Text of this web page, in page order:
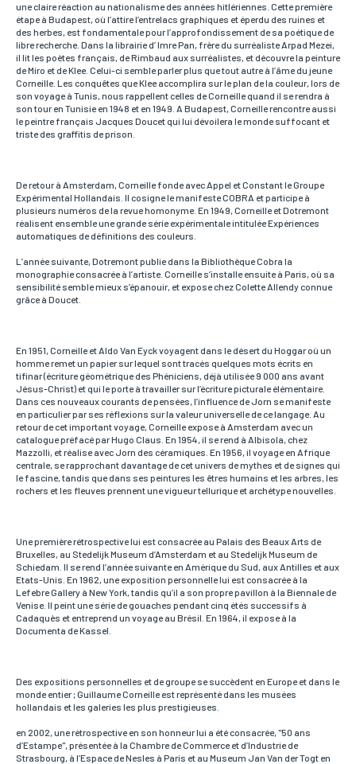
Téléphone
Si vous préférez que l’on vous contacte par téléphone,
vous pouvez indiquer votre numéro.
Adresse
Si vous souhaitez recevoir une réponse personnalisée,
vous pouvez nous laisser votre adresse.
Code postal
Si vous souhaitez recevoir une réponse personnalisée,
vous pouvez nous laisser votre code postal.
Ville
Si vous souhaitez recevoir une réponse personnalisée,
Pays
Si vous souhaitez recevoir une réponse personnalisée,
vous pouvez nous laisser votre pays.
Lieu de livraison*
France Europe Monde
ENVOYER MA DEMANDE
*Champs obligatoires
Conformément à la loi «informatique et Libertés» du 06,01,1978 modifié en 2004, vous pouvez
une claire réaction au nationalisme des années hitlériennes. Cette première
étape à Budapest, où l’attire l’entrelacs graphiques et éperdu des ruines et
des herbes, est fondamentale pour l’approfondissement de sa poétique de
libre recherche. Dans la librairie d’ Imre Pan, frère du surréaliste Arpad Mezei,
il lit les poètes français, de Rimbaud aux surréalistes, et découvre la peinture
de Miro et de Klee. Celui-ci semble parler plus que tout autre à l’âme du jeune
Corneille. Les conquêtes que Klee accomplira sur le plan de la couleur, lors de
son voyage à Tunis, nous rappellent celles de Corneille quand il se rendra à
son tour en Tunisie en 1948 et en 1949. A Budapest, Corneille rencontre aussi
le peintre français Jacques Doucet qui lui dévoilera le monde suffocant et
triste des graffitis de prison.
De retour à Amsterdam, Corneille fonde avec Appel et Constant le Groupe
Expérimental Hollandais. Il cosigne le manifeste COBRA et participe à
plusieurs numéros de la revue homonyme. En 1949, Corneille et Dotremont
réalisent ensemble une grande série expérimentale intitulée Expériences
automatiques de définitions des couleurs.
L’année suivante, Dotremont publie dans la Bibliothèque Cobra la
monographie consacrée à l’artiste. Corneille s’installe ensuite à Paris, où sa
sensibilité semble mieux s’épanouir, et expose chez Colette Allendy connue
grâce à Doucet.
En 1951, Corneille et Aldo Van Eyck voyagent dans le désert du Hoggar où un
homme remet un papier sur lequel sont tracés quelques mots écrits en
tifinar (écriture géométrique des Phéniciens, déjà utilisée 9 000 ans avant
Jésus-Christ) et qui le porte à travailler sur l’écriture picturale élémentaire.
Dans ces nouveaux courants de pensées, l’influence de Jorn se manifeste
en particulier par ses réflexions sur la valeur universelle de ce langage. Au
retour de cet important voyage, Corneille expose à Amsterdam avec un
catalogue préfacé par Hugo Claus. En 1954, il se rend à Albisola, chez
Mazzolli, et réalise avec Jorn des céramiques. En 1956, il voyage en Afrique
centrale, se rapprochant davantage de cet univers de mythes et de signes qui
le fascine, tandis que dans ses peintures les êtres humains et les arbres, les
rochers et les fleuves prennent une vigueur tellurique et archétype nouvelles.
Une première rétrospective lui est consacrée au Palais des Beaux Arts de
Bruxelles, au Stedelijk Museum d’Amsterdam et au Stedelijk Museum de
Schiedam. Il se rend l’année suivante en Amérique du Sud, aux Antilles et aux
Etats-Unis. En 1962, une exposition personnelle lui est consacrée à la
Lefebre Gallery à New York, tandis qu’il a son propre pavillon à la Biennale de
Venise. Il peint une série de gouaches pendant cinq étés successifs à
Cadaquès et entreprend un voyage au Brésil. En 1964, il expose à la
Documenta de Kassel.
Des expositions personnelles et de groupe se succèdent en Europe et dans le
monde entier ; Guillaume Corneille est représenté dans les musées
hollandais et les galeries les plus prestigieuses.
en 2002, une rétrospective en son honneur lui a été consacrée, "50 ans
d’Estampe", présentée à la Chambre de Commerce et d’Industrie de
Strasbourg, à l’Espace de Nesles à Paris et au Museum Jan Van der Togt en